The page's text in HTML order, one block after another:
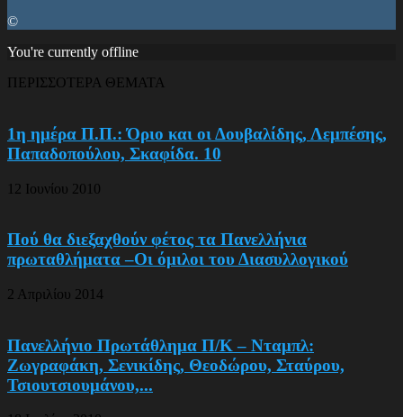
©
You're currently offline
ΠΕΡΙΣΣΟΤΕΡΑ ΘΕΜΑΤΑ
1η ημέρα Π.Π.: Όριο και οι Δουβαλίδης, Λεμπέσης,
Παπαδοπούλου, Σκαφίδα. 10
12 Ιουνίου 2010
Πού θα διεξαχθούν φέτος τα Πανελλήνια
πρωταθλήματα –Οι όμιλοι του Διασυλλογικού
2 Απριλίου 2014
Πανελλήνιο Πρωτάθλημα Π/Κ – Νταμπλ:
Ζωγραφάκη, Σενικίδης, Θεοδώρου, Σταύρου,
Τσιουτσιουμάνου,...